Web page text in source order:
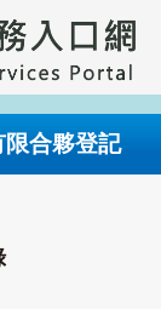
限合夥登記